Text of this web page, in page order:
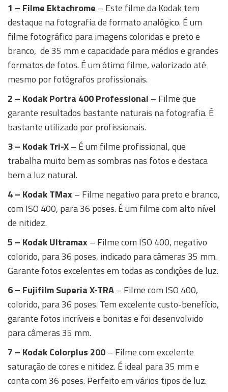
1 – Filme Ektachrome – Este filme da Kodak tem
destaque na fotografia de formato analógico. É um
filme fotográfico para imagens coloridas e preto e
branco, de 35 mm e capacidade para médios e grandes
formatos de fotos. É um ótimo filme, valorizado até
mesmo por fotógrafos profissionais.
2 – Kodak Portra 400 Professional – Filme que
garante resultados bastante naturais na fotografia. É
bastante utilizado por profissionais.
3 – Kodak Tri-X– É um filme profissional, que
trabalha muito bem as sombras nas fotos e destaca
bem a luz natural.
4 – Kodak TMax – Filme negativo para preto e branco,
com ISO 400, para 36 poses. É um filme com alto nível
de nitidez.
5 – Kodak Ultramax – Filme com ISO 400, negativo
colorido, para 36 poses, indicado para câmeras 35 mm.
Garante fotos excelentes em todas as condições de luz.
6 – Fujifilm Superia X-TRA– Filme com ISO 400,
colorido, para 36 poses. Tem excelente custo-benefício,
garante fotos incríveis e bonitas e foi desenvolvido
para câmeras 35 mm.
7 – Kodak Colorplus 200– Filme com excelente
saturação de cores e nitidez. É ideal para 35 mm e
conta com 36 poses. Perfeito em vários tipos de luz.